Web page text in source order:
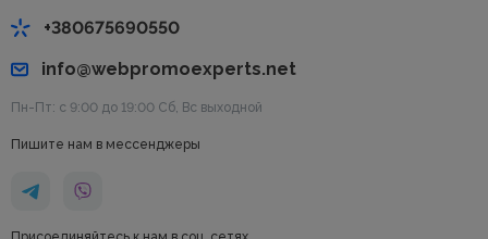
+380675690550
info@webpromoexperts.net
Пн-Пт: с 9:00 до 19:00 Cб, Вс выходной
Пишите нам в мессенджеры